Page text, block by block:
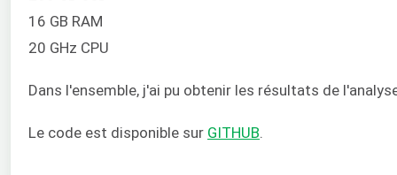
16 GB RAM
20 GHz CPU
Dans l'ensemble, j'ai pu obtenir les résultats de
Le code est disponible sur GITHUB.